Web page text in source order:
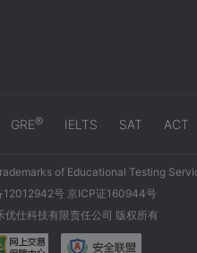
GRE® IELTS SAT ACT
of Educational Testing
号 京ICP证160944号
仕科技有限责任公司 版权所有